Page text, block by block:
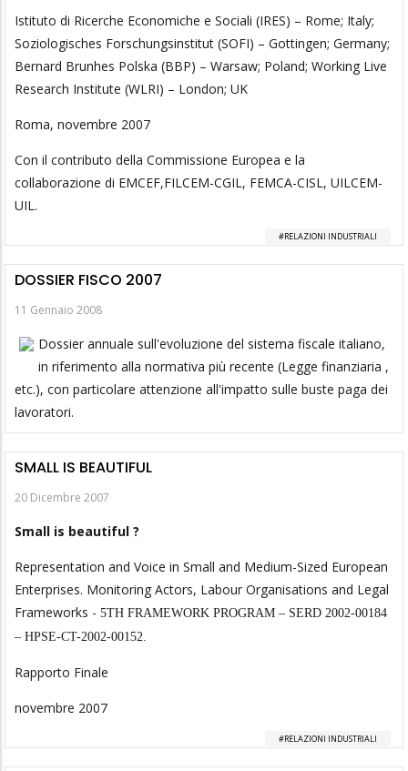
Istituto di Ricerche Economiche e Sociali (IRES) – Rome; Italy;
Soziologisches Forschungsinstitut (SOFI) – Gottingen; Germany;
Bernard Brunhes Polska (BBP) – Warsaw; Poland; Working Live
Research Institute (WLRI) – London; UK
Roma, novembre 2007
Con il contributo della Commissione Europea e la
collaborazione di EMCEF,FILCEM-CGIL, FEMCA-CISL, UILCEM-
UIL.
RELAZIONI INDUSTRIALI
DOSSIER FISCO 2007
11 Gennaio 2008
Dossier annuale sull'evoluzione del sistema fiscale italiano,
in riferimento alla normativa più recente (Legge finanziaria ,
etc.), con particolare attenzione all'impatto sulle buste paga dei
lavoratori.
SMALL IS BEAUTIFUL
20 Dicembre 2007
Small is beautiful ?
Representation and Voice in Small and Medium-Sized European
Enterprises. Monitoring Actors, Labour Organisations and Legal
Frameworks - 5TH FRAMEWORK PROGRAM – SERD 2002-00184
– HPSE-CT-2002-00152.
Rapporto Finale
novembre 2007
RELAZIONI INDUSTRIALI